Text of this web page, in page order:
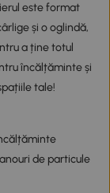
este format
și o oglindă,
a ține totul
încălțăminte și
tale!
de particule